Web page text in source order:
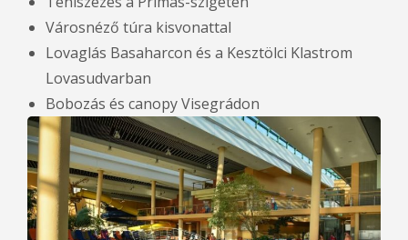
Városnéző túra kisvonattal
Lovaglás Basaharcon és a Kesztölci Klastrom
Lovasudvarban
Bobozás és canopy Visegrádon